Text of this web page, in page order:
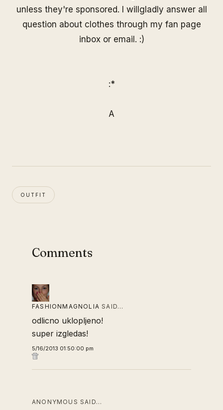
unless they're sponsored. I willgladly answer all
question about clothes through my fan page
inbox or email. :)
:*
A
OUTFIT
Comments
FASHIONMAGNOLIA SAID…
odlicno uklopljeno!
super izgledas!
5/16/2013 01:50:00 pm
ANONYMOUS SAID…